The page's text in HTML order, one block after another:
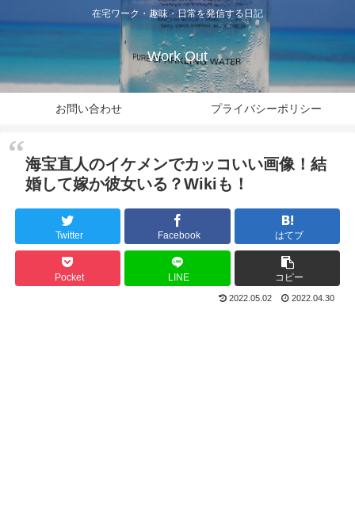
在宅ワーク・趣味・日常を発信する日記
Work Out
お問い合わせ プライバシーポリシー
海宝直人のイケメンでカッコいい画像！結
婚して嫁か彼女いる？Wikiも！
Twitter Facebook はてブ
Pocket LINE コピー
2022.05.02 2022.04.30